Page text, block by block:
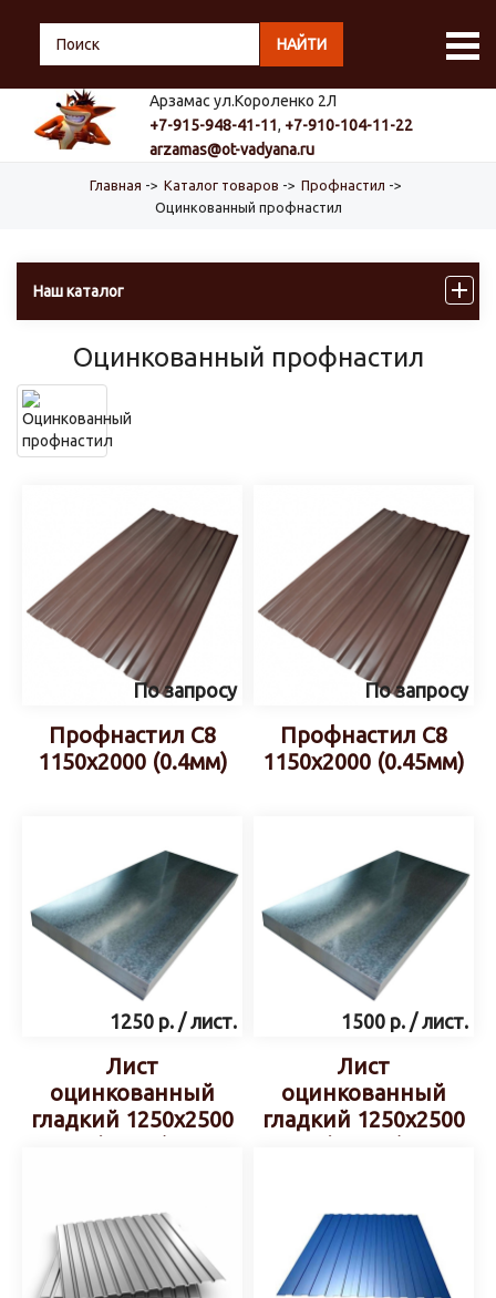
НАЙТИ
Арзамас ул.Короленко 2Л
+7-915-948-41-11, +7-910-104-11-22
arzamas@ot-vadyana.ru
Главная -> Каталог товаров -> Профнастил ->
Оцинкованный профнастил
Наш каталог
Оцинкованный профнастил
По запросу
Профнастил С8
1150х2000 (0.4мм)
По запросу
Профнастил С8
1150х2000 (0.45мм)
1250 р. / лист.
Лист
оцинкованный
гладкий 1250х2500
1500 р. / лист.
Лист
оцинкованный
гладкий 1250х2500